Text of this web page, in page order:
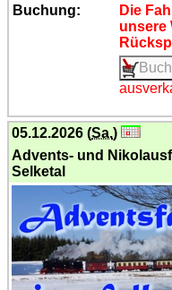
Buchung:
Die
unsere
05.12.2026 (Sa.)
Advents- und
Selketal